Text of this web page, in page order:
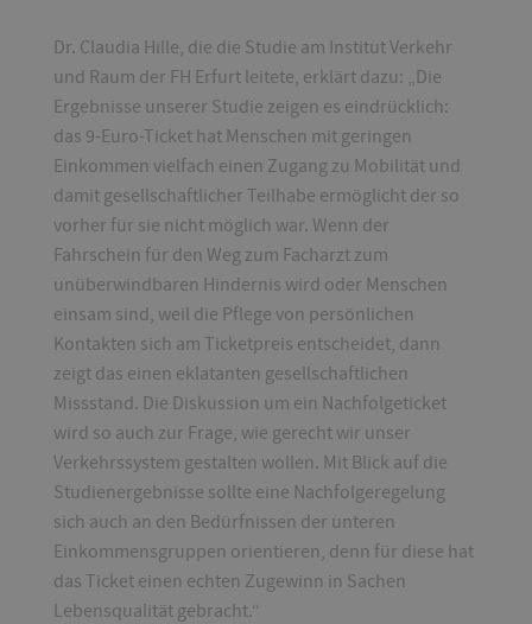
Dr. Claudia Hille, die die Studie am Institut Verkehr
und Raum der FH Erfurt leitete, erklärt dazu: „Die
Ergebnisse unserer Studie zeigen es eindrücklich:
das 9-Euro-Ticket hat Menschen mit geringen
Einkommen vielfach einen Zugang zu Mobilität und
damit gesellschaftlicher Teilhabe ermöglicht der so
vorher für sie nicht möglich war. Wenn der
Fahrschein für den Weg zum Facharzt zum
unüberwindbaren Hindernis wird oder Menschen
einsam sind, weil die Pflege von persönlichen
Kontakten sich am Ticketpreis entscheidet, dann
zeigt das einen eklatanten gesellschaftlichen
Missstand. Die Diskussion um ein Nachfolgeticket
wird so auch zur Frage, wie gerecht wir unser
Verkehrssystem gestalten wollen. Mit Blick auf die
Studienergebnisse sollte eine Nachfolgeregelung
sich auch an den Bedürfnissen der unteren
Einkommensgruppen orientieren, denn für diese hat
das Ticket einen echten Zugewinn in Sachen
Lebensqualität gebracht.“